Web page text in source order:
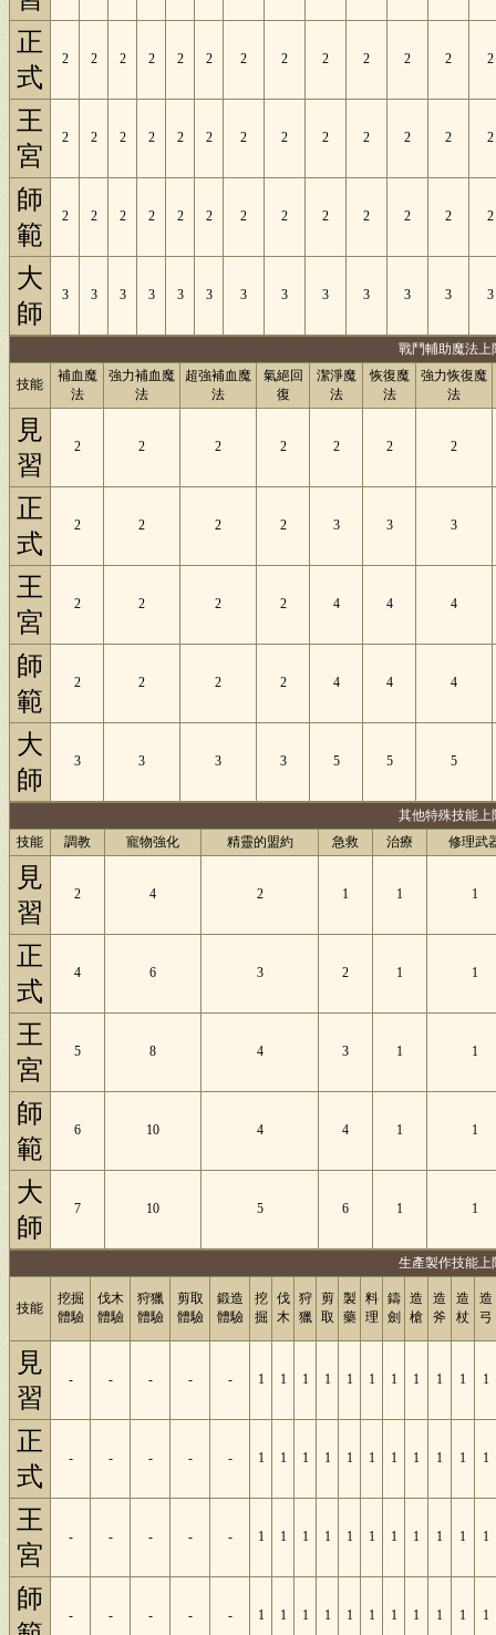
正
式
2 2 2 2 2 2 2 2 2 2 2 2 2
王
宮
2 2 2 2 2 2 2 2 2 2 2 2 2
師
範
2 2 2 2 2 2 2 2 2 2 2 2 2
大
師
3 3 3 3 3 3 3 3 3 3 3 3 3
戰鬥輔助魔法上
技能
補血魔
法
強力補血魔
法
超強補血魔
法
氣絕回
復
潔淨魔
法
恢復魔
法
強力恢復魔
法
見
習
2 2 2 2 2 2 2
正
式
2 2 2 2 3 3 3
王
宮
2 2 2 2 4 4 4
師
範
2 2 2 2 4 4 4
大
師
3 3 3 3 5 5 5
其他特殊技能上
技能
調教 寵物強化 精靈的盟約 急救 治療 修理武
見
習
2 4 2 1 1 1
正
式
4 6 3 2 1 1
王
宮
5 8 4 3 1 1
師
範
6 10 4 4 1 1
大
師
7 10 5 6 1 1
生產製作技能上
技能
挖掘
體驗
伐木
體驗
狩獵
體驗
剪取
體驗
鍛造
體驗
挖
掘
伐
木
狩
獵
剪
取
製
藥
料
理
鑄
劍
造
槍
造
斧
造
杖
造
弓
見
習
- - - - - 1 1 1 1 1 1 1 1 1 1 1
正
式
- - - - - 1 1 1 1 1 1 1 1 1 1 1
王
宮
- - - - - 1 1 1 1 1 1 1 1 1 1 1
師
- - - - - 1 1 1 1 1 1 1 1 1 1 1